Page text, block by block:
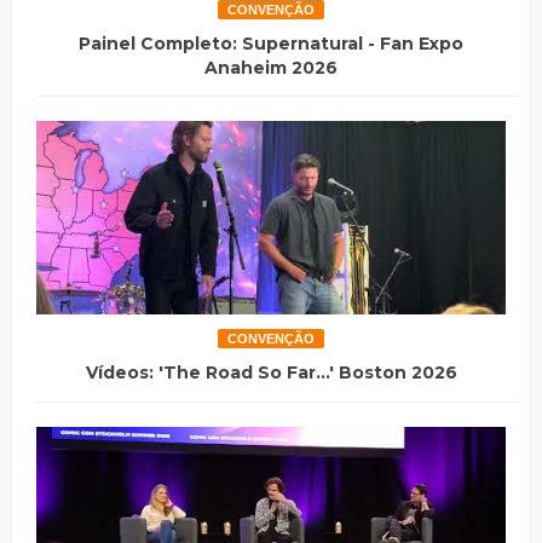
CONVENÇÃO
Painel Completo: Supernatural - Fan Expo
Anaheim 2026
CONVENÇÃO
Vídeos: 'The Road So Far...' Boston 2026